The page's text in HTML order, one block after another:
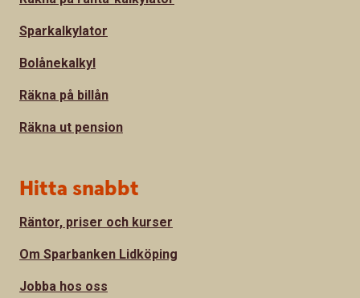
Sparkalkylator
Bolånekalkyl
Räkna på billån
Räkna ut pension
Hitta snabbt
Räntor, priser och kurser
Om Sparbanken Lidköping
Jobba hos oss